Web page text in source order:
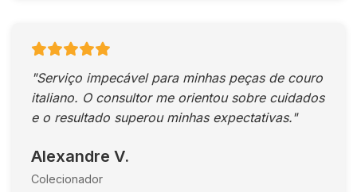
"Serviço impecável para minhas peças de couro
italiano. O consultor me orientou sobre cuidados
e o resultado superou minhas expectativas."
Alexandre V.
Colecionador